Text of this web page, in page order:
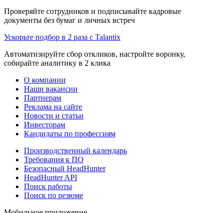
Проверяйте сотрудников и подписывайте кадровые
документы без бумаг и личных встреч
Ускорьте подбор в 2 раза с Talantix
Автоматизируйте сбор откликов, настройте воронку,
собирайте аналитику в 2 клика
О компании
Наши вакансии
Партнерам
Реклама на сайте
Новости и статьи
Инвесторам
Кандидаты по профессиям
Производственный календарь
Требования к ПО
Безопасный HeadHunter
HeadHunter API
Поиск работы
Поиск по резюме